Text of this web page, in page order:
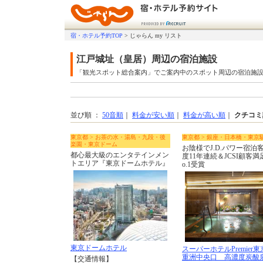
宿・ホテル予約TOP > じゃらん my リスト
江戸城址（皇居）周辺の宿泊施設
「観光スポット総合案内」でご案内中のスポット周辺の宿泊施
並び順 ： 50音順 料金が安い順 料金が高い順 クチコ
東京都 > お茶の水・湯島・九段・後
楽園・東京ドーム
都心最大級のエンタテインメン
トエリア『東京ドームホテル』
東京ドームホテル
【交通情報】
東京都 > 銀座・日本橋・東京
お陰様でJ.D.パワー宿泊
度11年連続＆JCSI顧客満
o.1受賞
スーパーホテルPremier東
重洲中央口 高濃度炭酸